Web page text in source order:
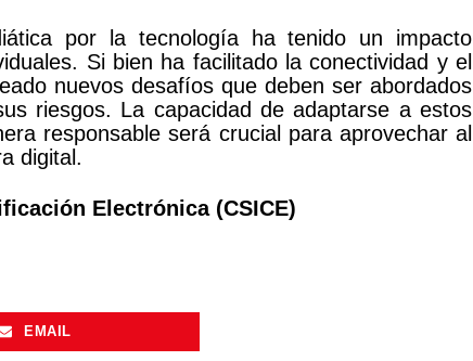
por la tecnología ha tenido un impacto
Si bien ha facilitado la conectividad y el
nuevos desafíos que deben ser abordados
riesgos. La capacidad de adaptarse a estos
responsable será crucial para aprovechar al
digital.
Electrónica (CSICE)
EMAIL